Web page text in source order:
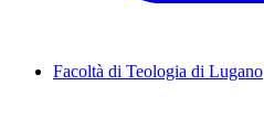
Facoltà di Teologia di Lugano